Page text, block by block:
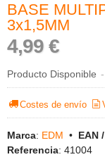
BASE
3x1,5MM
4,99 €
Producto Disponible -
Costes de envío
Marca: EDM • EAN
Referencia: 41004